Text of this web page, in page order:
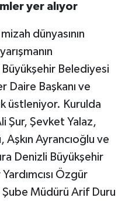
yer alıyor
dünyasının
Belediyesi
Daire Başkanı ve
üstleniyor. Kurulda
Şur, Şevket Yalaz,
Ayrancıoğlu ve
Denizli Büyükşehir
Özgür
Müdürü Arif Duru